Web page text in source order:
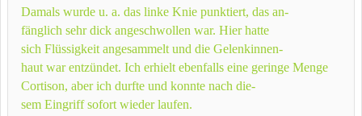
Damals wurde u. a. das linke Knie punktiert, das an-
fänglich sehr dick angeschwollen war. Hier hatte
sich Flüssigkeit angesammelt und die Gelenkinnen-
haut war entzündet. Ich erhielt ebenfalls eine geringe Menge
Cortison, aber ich durfte und konnte nach die-
sem Eingriff sofort wieder laufen.